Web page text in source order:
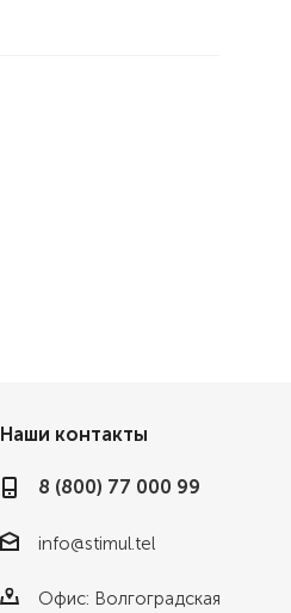
Наши контакты
8 (800) 77 000 99
info@stimul.tel
Офис: Волгоградская